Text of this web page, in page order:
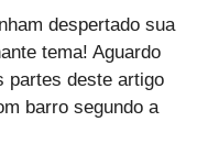
despertado sua
tema! Aguardo
partes deste artigo
barro segundo a